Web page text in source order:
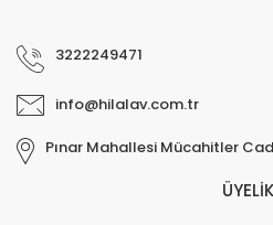
3222249471
info@hilalav.com.tr
Pınar Mahallesi Mücahitler
ÜYELİK